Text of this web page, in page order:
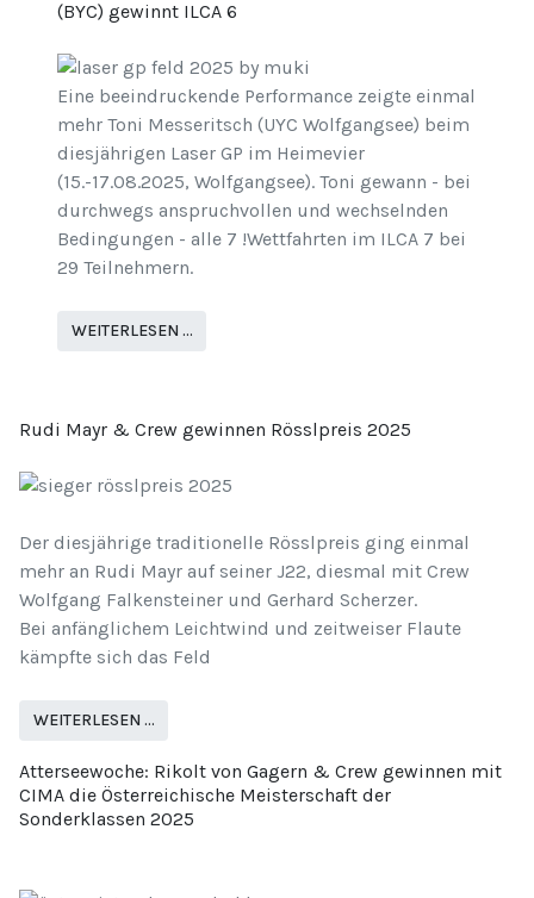
(BYC) gewinnt ILCA 6
Eine beeindruckende Performance zeigte einmal
mehr Toni Messeritsch (UYC Wolfgangsee) beim
diesjährigen Laser GP im Heimevier
(15.-17.08.2025, Wolfgangsee). Toni gewann - bei
durchwegs anspruchvollen und wechselnden
Bedingungen - alle 7 !Wettfahrten im ILCA 7 bei
29 Teilnehmern.
WEITERLESEN …
Rudi Mayr & Crew gewinnen Rösslpreis 2025
Der diesjährige traditionelle Rösslpreis ging einmal
mehr an Rudi Mayr auf seiner J22, diesmal mit Crew
Wolfgang Falkensteiner und Gerhard Scherzer.
Bei anfänglichem Leichtwind und zeitweiser Flaute
kämpfte sich das Feld
WEITERLESEN …
Atterseewoche: Rikolt von Gagern & Crew gewinnen mit
CIMA die Österreichische Meisterschaft der
Sonderklassen 2025